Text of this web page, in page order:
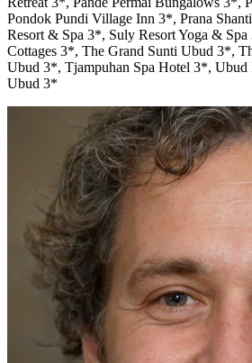
Pondok Pundi Village Inn 3*, Prana
Resort & Spa 3*, Suly Resort Yoga &
Cottages 3*, The Grand Sunti Ubud 3*,
Ubud 3*, Tjampuhan Spa Hotel 3*, Ubud
Ubud 3*